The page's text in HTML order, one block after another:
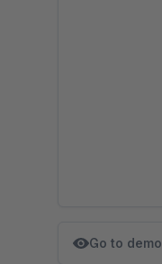
Go to demo